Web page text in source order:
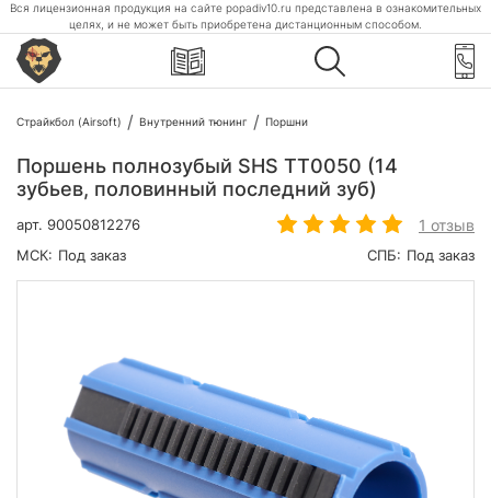
Вся лицензионная продукция на сайте popadiv10.ru представлена в ознакомительных
целях, и не может быть приобретена дистанционным способом.
Страйкбол (Airsoft) Внутренний тюнинг Поршни
Поршень полнозубый SHS TT0050 (14
зубьев, половинный последний зуб)
арт. 90050812276 1 отзыв
МСК: Под заказ СПБ: Под заказ